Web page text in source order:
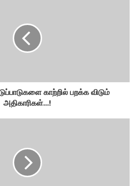
காற்றில் பறக்க விடும்
அதிகாரிகள்...!